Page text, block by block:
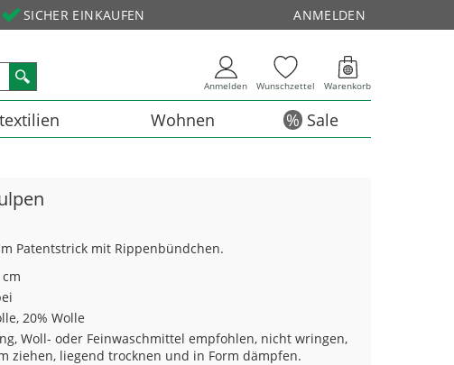
SICHER EINKAUFEN ANMELDEN
Anmelden Wunschzettel Warenkorb
Wohnen Sale
Patentstrick mit Rippenbündchen.
20% Wolle
Woll- oder Feinwaschmittel empfohlen, nicht wringen,
ziehen, liegend trocknen und in Form dämpfen.